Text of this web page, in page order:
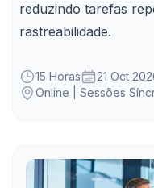
reduzindo tarefas
rastreabilidade.
15 Horas 21 Oct
Online | Sessões